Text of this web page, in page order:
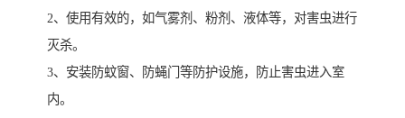
2、使用有效的，如气雾剂、粉剂、液体等，对害虫进行
灭杀。
3、安装防蚊窗、防蝇门等防护设施，防止害虫进入室
内。